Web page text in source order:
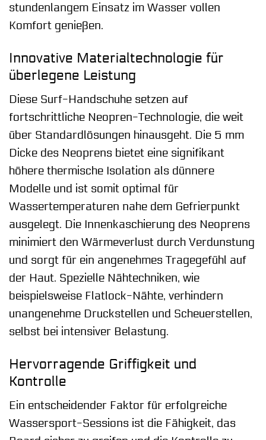
stundenlangem Einsatz im Wasser vollen
Komfort genießen.
Innovative Materialtechnologie für
überlegene Leistung
Diese Surf-Handschuhe setzen auf
fortschrittliche Neopren-Technologie, die weit
über Standardlösungen hinausgeht. Die 5 mm
Dicke des Neoprens bietet eine signifikant
höhere thermische Isolation als dünnere
Modelle und ist somit optimal für
Wassertemperaturen nahe dem Gefrierpunkt
ausgelegt. Die Innenkaschierung des Neoprens
minimiert den Wärmeverlust durch Verdunstung
und sorgt für ein angenehmes Tragegefühl auf
der Haut. Spezielle Nähtechniken, wie
beispielsweise Flatlock-Nähte, verhindern
unangenehme Druckstellen und Scheuerstellen,
selbst bei intensiver Belastung.
Hervorragende Griffigkeit und
Kontrolle
Ein entscheidender Faktor für erfolgreiche
Wassersport-Sessions ist die Fähigkeit, das